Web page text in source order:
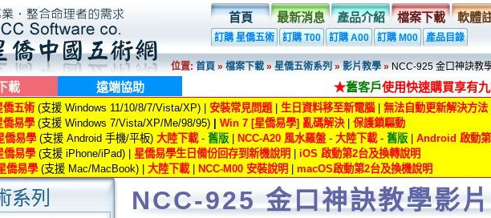
首頁 最新消息 產品介紹 檔案下載 軟體
訂購 星僑五術 訂購 T00 訂購 A00 訂購 M00 產品目錄
位置:首頁»檔案下載»星僑五術系列»影片教學»NCC-925 金口神訣教
載 遠端協助 ★舊客戶使用快速購買享有
僑五術(支援 Windows 11/10/8/7/Vista/XP) | 安裝常見問題| 生日資料移至新電腦| 無法自動更新解決方法
僑易學(支援 Windows 7/Vista/XP/Me/98/95) Win 7 [星僑易學] 亂碼解決| 保護鎖驅動
僑易學(支援 Android 手機/平板) 大陸下載- 舊版 NCC-A20 風水羅盤- 大陸下載- 舊版
Android 啟動
僑易學(支援 iPhone/iPad) | 星僑易學生日備份回存到新機說明
iOS 啟動第2台及換轉說明
僑易學(支援 Mac/MacBook) | 大陸下載| NCC-M00 安裝說明 macOS啟動第2台及換機說明
系列 NCC-925 金口神訣教學影片